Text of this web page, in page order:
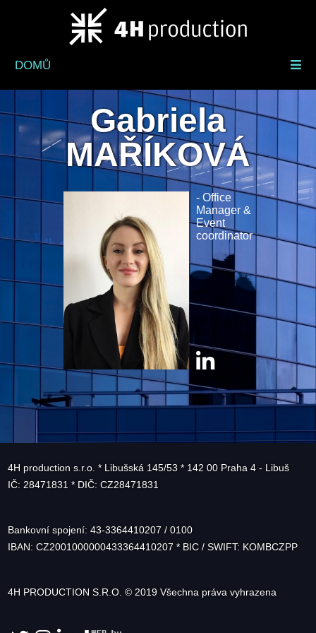
DOMŮ
Gabriela
MAŘÍKOVÁ
- Office
Manager &
Event
coordinator
4H production s.r.o. * Libušská 145/53 * 142 00 Praha 4 - Libuš
IČ: 28471831 * DIČ: CZ28471831
Bankovní spojení: 43-3364410207 / 0100
IBAN: CZ2001000000433364410207 * BIC / SWIFT: KOMBCZPP
4H PRODUCTION S.R.O. © 2019 Všechna práva vyhrazena